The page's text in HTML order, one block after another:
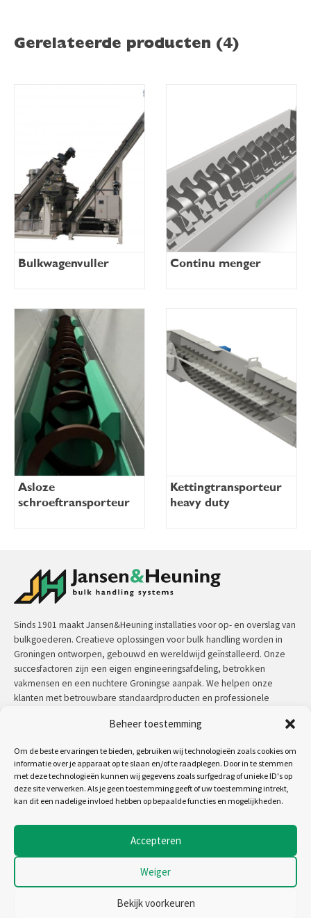
Beheer toestemming
Om de beste ervaringen te bieden, gebruiken wij technologieën zoals cookies om
informatie over je apparaat op te slaan en/of te raadplegen. Door in te stemmen
met deze technologieën kunnen wij gegevens zoals surfgedrag of unieke ID's op
deze site verwerken. Als je geen toestemming geeft of uw toestemming intrekt,
kan dit een nadelige invloed hebben op bepaalde functies en mogelijkheden.
Accepteren
Weiger
Bekijk voorkeuren
Gerelateerde producten (4)
Bulkwagenvuller Continu menger
Asloze
schroeftransporteur
Kettingtransporteur
heavy duty
Sinds 1901 maakt Jansen&Heuning installaties voor op- en overslag van
bulkgoederen. Creatieve oplossingen voor bulk handling worden in
Groningen ontworpen, gebouwd en wereldwijd geïnstalleerd. Onze
succesfactoren zijn een eigen engineeringsafdeling, betrokken
vakmensen en een nuchtere Groningse aanpak. We helpen onze
klanten met betrouwbare standaardproducten en professionele
lees meer
Volg ons op:
Copyright 2026 - Jansen&Heuning
Disclaimer